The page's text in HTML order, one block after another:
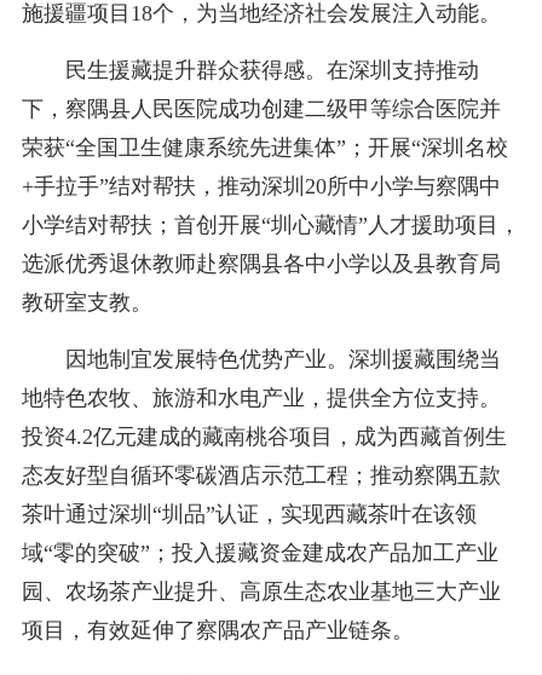
施援疆项目18个，为当地经济社会发展注入动能。
民生援藏提升群众获得感。在深圳支持推动
下，察隅县人民医院成功创建二级甲等综合医院并
荣获“全国卫生健康系统先进集体”；开展“深圳名校
+手拉手”结对帮扶，推动深圳20所中小学与察隅中
小学结对帮扶；首创开展“圳心藏情”人才援助项目，
选派优秀退休教师赴察隅县各中小学以及县教育局
教研室支教。
因地制宜发展特色优势产业。深圳援藏围绕当
地特色农牧、旅游和水电产业，提供全方位支持。
投资4.2亿元建成的藏南桃谷项目，成为西藏首例生
态友好型自循环零碳酒店示范工程；推动察隅五款
茶叶通过深圳“圳品”认证，实现西藏茶叶在该领
域“零的突破”；投入援藏资金建成农产品加工产业
园、农场茶产业提升、高原生态农业基地三大产业
项目，有效延伸了察隅农产品产业链条。